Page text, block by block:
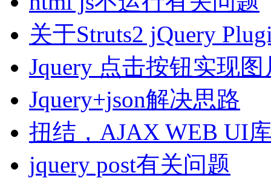
关于Struts2 jQuery
Jquery 点击按钮实现
Jquery+json解决思路
扭结，AJAX WEB UI
jquery post有关问题